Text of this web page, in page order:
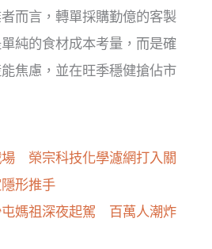
而言，轉單採購勤億的客製
純的食材成本考量，而是確
焦慮，並在旺季穩健搶佔市
榮宗科技化學濾網打入關
形推手
屯媽祖深夜起駕 百萬人潮炸